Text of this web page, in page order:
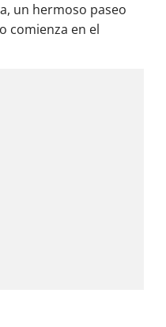
un hermoso paseo
comienza en el